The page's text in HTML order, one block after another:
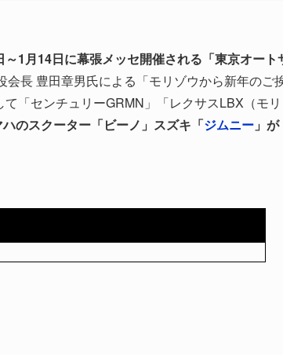
1月14日に幕張メッセ開催される「東京オート
会長 豊田章男氏による「モリゾウから新年のご
て「センチュリーGRMN」「レクサスLBX（モリ
ハのスクーター「ビーノ」スズキ「ジムニー 」が